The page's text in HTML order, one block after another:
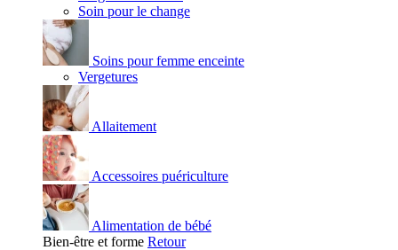
Soin pour le change
Soins pour femme enceinte
Vergetures
Allaitement
Accessoires puériculture
Alimentation de bébé
Bien-être et forme Retour